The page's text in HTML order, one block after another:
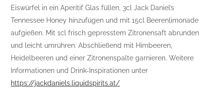
Eiswürfel in ein Aperitif Glas füllen, 3cl Jack Daniel’s
Tennessee Honey hinzufügen und mit 15cl Beerenlimonade
aufgießen. Mit 1cl frisch gepresstem Zitronensaft abrunden
und leicht umrühren. Abschließend mit Himbeeren,
Heidelbeeren und einer Zitronenspalte garnieren. Weitere
Informationen und Drink-Inspirationen unter
https://jackdaniels.liquidspirits.at/